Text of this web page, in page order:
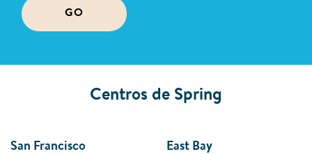
Centros de Spring
San Francisco East Bay